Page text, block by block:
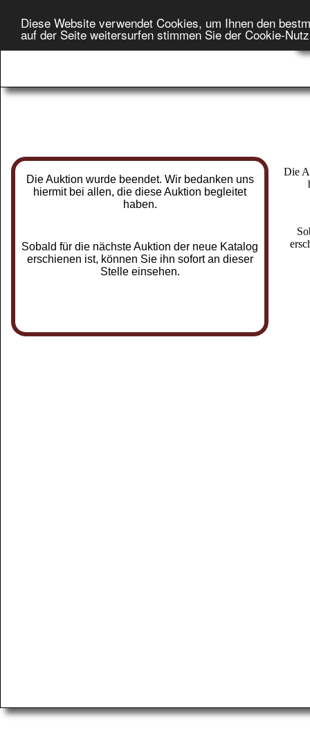
Diese Website verwendet Cookies, um Ihnen den
auf der Seite weitersurfen stimmen Sie der Cookie-
Die Auktion wurde beendet. Wir bedanken uns
hiermit bei allen, die diese Auktion begleitet
haben.
Sobald für die nächste Auktion der neue Katalog
erschienen ist, können Sie ihn sofort an dieser
Stelle einsehen.
Die